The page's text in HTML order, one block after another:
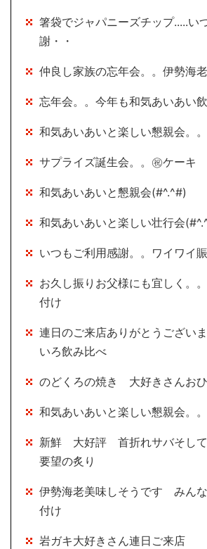
箸袋でジャパニーズチップ.....い
謝・・
仲良し家族の忘年会。。伊勢海
忘年会。。今年も和気あいあい
和気あいあいと楽しい懇親会。
サプライズ誕生会。。㊗ケーキ
和気あいあいと懇親会(#^.^#)
和気あいあいと楽しい壮行会
いつもご利用感謝。。ワイワイ
お久し振りお父様にも宜しく。
付け
連日のご来店ありがとうござい
いろ飲み比べ
のどくろの焼き 大好きさんお
和気あいあいと楽しい懇親会。。
新鮮 大好評 首折れサバそして
要望の炙り
伊勢海老美味しそうです みん
付け
岩ガキ大好きさん連日ご来店